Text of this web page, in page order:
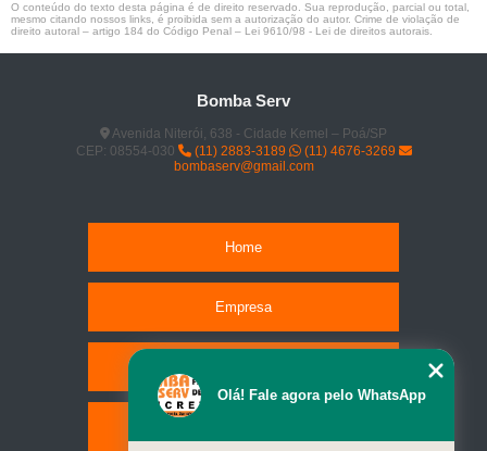
O conteúdo do texto desta página é de direito reservado. Sua reprodução, parcial ou total,
mesmo citando nossos links, é proibida sem a autorização do autor. Crime de violação de
direito autoral – artigo 184 do Código Penal – Lei 9610/98 - Lei de direitos autorais
Bomba Serv
Avenida Niterói, 638 - Cidade Kemel – Poá/SP
CEP: 08554-030
(11) 2883-3189
(11) 4676-3269
bombaserv@gmail.com
Home
Empresa
Olá! Fale agora pelo WhatsApp